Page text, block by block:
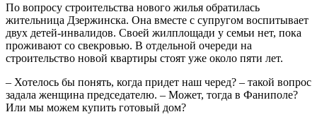
По вопросу строительства нового жилья обратилась
жительница Дзержинска. Она вместе с супругом воспитывает
двух детей-инвалидов. Своей жилплощади у семьи нет, пока
проживают со свекровью. В отдельной очереди на
строительство новой квартиры стоят уже около пяти лет.
– Хотелось бы понять, когда придет наш черед? – такой вопрос
задала женщина председателю. – Может, тогда в Фаниполе?
Или мы можем купить готовый дом?